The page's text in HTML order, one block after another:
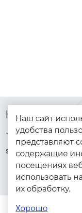
Контакты
+7 (925) 144-64-73
Наш сайт
удобства
представляют
содержащие
посещениях
использовать
их обработку.
Хорошо